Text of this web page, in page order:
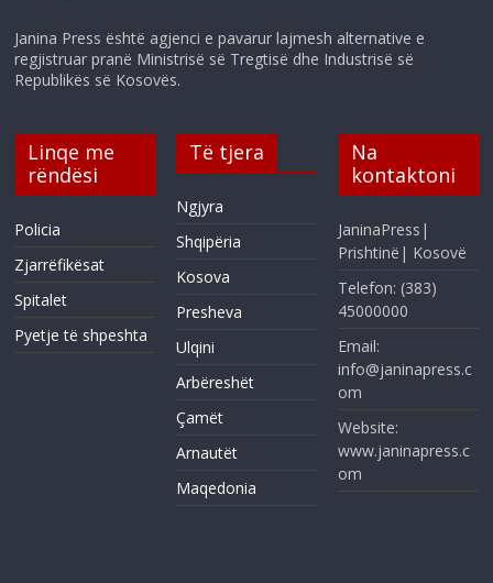
Janina Press është agjenci e pavarur lajmesh alternative e
regjistruar pranë Ministrisë së Tregtisë dhe Industrisë së
Republikës së Kosovës.
Linqe me
rëndësi
Policia
Zjarrëfikësat
Spitalet
Pyetje të shpeshta
Të tjera
Ngjyra
Shqipëria
Kosova
Presheva
Ulqini
Arbëreshët
Çamët
Arnautët
Maqedonia
Na
kontaktoni
JaninaPress|
Prishtinë| Kosovë
Telefon: (383)
45000000
Email:
info@janinapress.c
om
Website:
www.janinapress.c
om